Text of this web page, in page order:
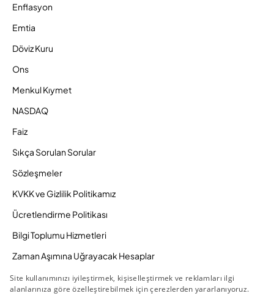
Enflasyon
Emtia
Döviz Kuru
Ons
Menkul Kıymet
NASDAQ
Faiz
Sıkça Sorulan Sorular
Sözleşmeler
KVKK ve Gizlilik Politikamız
Ücretlendirme Politikası
Bilgi Toplumu Hizmetleri
Zaman Aşımına Uğrayacak Hesaplar
Duyurular ve Kampanyalar